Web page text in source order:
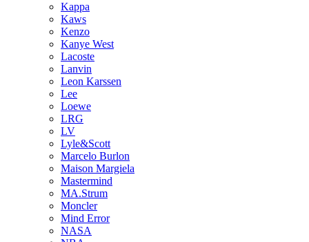
Kappa
Kaws
Kenzo
Kanye West
Lacoste
Lanvin
Leon Karssen
Lee
Loewe
LRG
LV
Lyle&Scott
Marcelo Burlon
Maison Margiela
Mastermind
MA.Strum
Moncler
Mind Error
NASA